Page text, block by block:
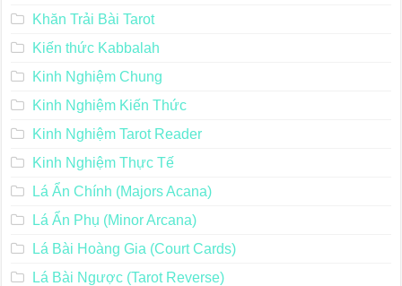
Khăn Trải Bài Tarot
Kiến thức Kabbalah
Kinh Nghiệm Chung
Kinh Nghiệm Kiến Thức
Kinh Nghiệm Tarot Reader
Kinh Nghiệm Thực Tế
Lá Ẩn Chính (Majors Acana)
Lá Ẩn Phụ (Minor Arcana)
Lá Bài Hoàng Gia (Court Cards)
Lá Bài Ngược (Tarot Reverse)